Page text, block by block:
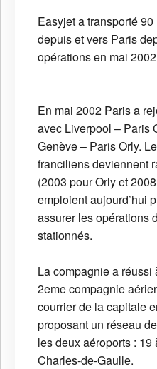
Easyjet a transporté
depuis et vers Paris
opérations en mai
En mai 2002 Paris a
avec Liverpool – Paris
Genève – Paris Orly.
franciliens deviennent
(2003 pour Orly et
emploient aujourd’hui
assurer les opérations
stationnés.
La compagnie a
2eme compagnie
courrier de la capitale
proposant un réseau
les deux aéroports :
Charles-de-Gaulle.